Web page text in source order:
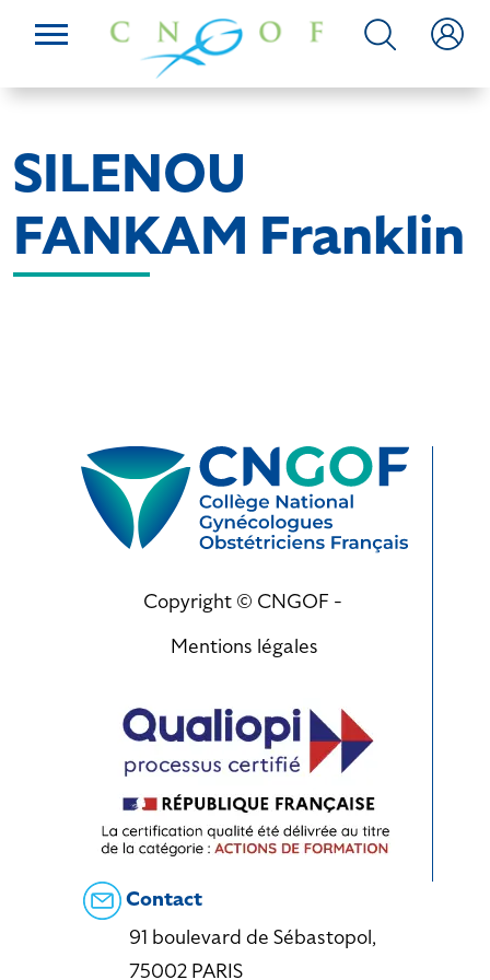
SILENOU
FANKAM Franklin
Copyright © CNGOF -
Mentions légales
Contact
91 boulevard de Sébastopol,
75002 PARIS